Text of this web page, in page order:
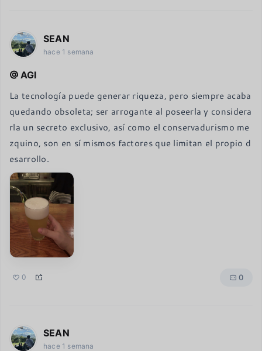
SEAN
hace 1 semana
AGI
La tecnología puede generar riqueza, pero siempre acaba
quedando obsoleta; ser arrogante al poseerla y considera
rla un secreto exclusivo, así como el conservadurismo me
zquino, son en sí mismos factores que limitan el propio d
esarrollo.
0 0
SEAN
hace 1 semana